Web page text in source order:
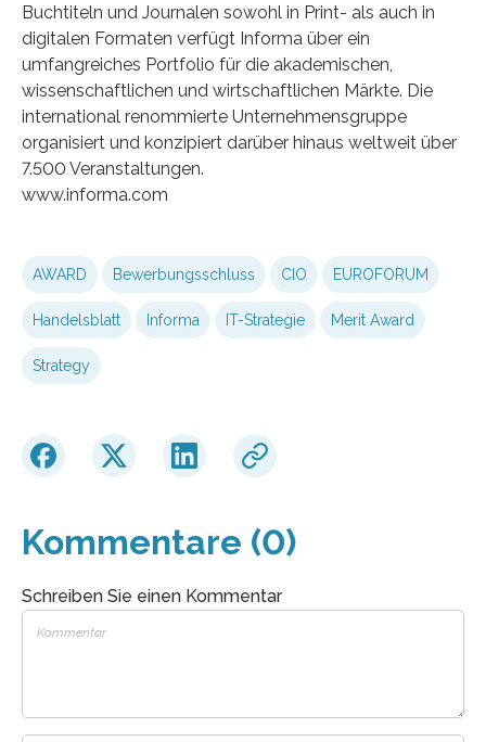
Buchtiteln und Journalen sowohl in Print- als auch in
digitalen Formaten verfügt Informa über ein
umfangreiches Portfolio für die akademischen,
wissenschaftlichen und wirtschaftlichen Märkte. Die
international renommierte Unternehmensgruppe
organisiert und konzipiert darüber hinaus weltweit über
7.500 Veranstaltungen.
www.informa.com
AWARD Bewerbungsschluss CIO EUROFORUM
Handelsblatt Informa IT-Strategie Merit Award
Strategy
Kommentare (0)
Schreiben Sie einen Kommentar